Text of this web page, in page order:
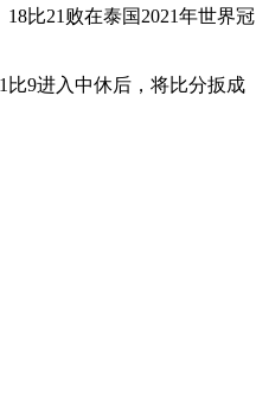
比21败在泰国2021年世界冠
9进入中休后，将比分扳成